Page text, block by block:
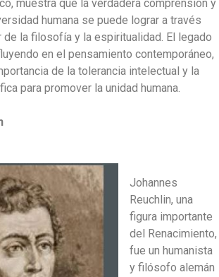
muestra que la verdadera comprensión y
humana se puede lograr a través
la filosofía y la espiritualidad. El legado
en el pensamiento contemporáneo,
de la tolerancia intelectual y la
para promover la unidad humana.
Johannes
Reuchlin, una
figura importante
del Renacimiento,
fue un humanista
y filósofo alemán